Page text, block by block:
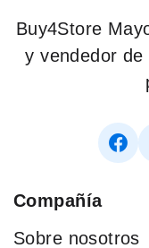
Buy4Store
y vendedor de
Compañía
Sobre nosotros